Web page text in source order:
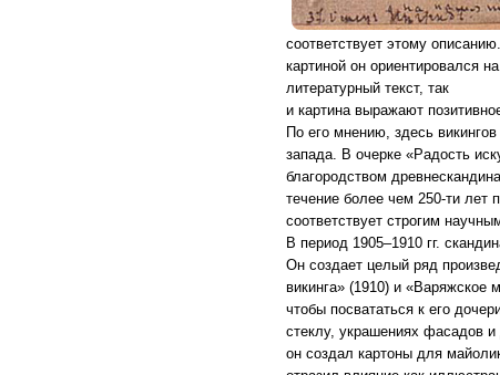
соответствует этому
картиной он ориентировался
литературный текст, так
и картина выражают
По его мнению, здесь
запада. В очерке «Радость
благородством
течение более чем 250-ти лет
соответствует строгим
В период 1905–1910 гг.
Он создает целый ряд
викинга» (1910) и «Варяжское
чтобы посвататься к его
стеклу, украшениях фасадов
он создал картоны для